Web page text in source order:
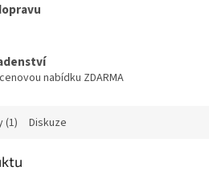
nabídku ZDARMA
(1) Diskuze